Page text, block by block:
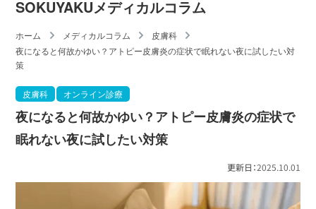
SOKUYAKUメディカルコラム
ホーム メディカルコラム
皮膚科
夜になると何故かゆい？アトピー皮膚炎の症状で眠れない夜に試したい対
策
皮膚科 オンライン診療
夜になると何故かゆい？アトピー皮膚炎の症状で
眠れない夜に試したい対策
更新日：2025.10.01